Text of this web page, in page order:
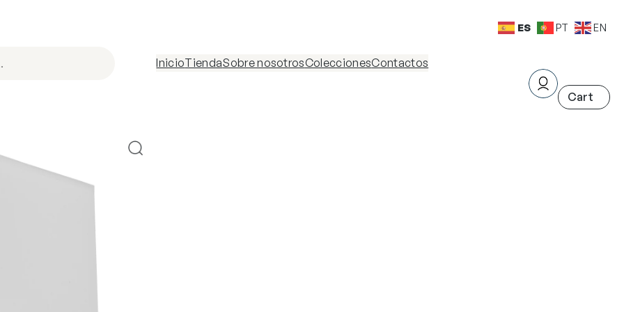
InicioTiendaSobre nosotrosColeccionesContactos
ES PT EN